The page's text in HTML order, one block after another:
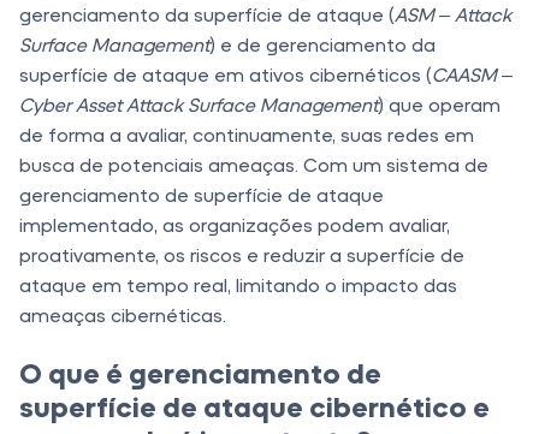
gerenciamento da superfície de ataque (ASM – Attack
Surface Management) e de gerenciamento da
superfície de ataque em ativos cibernéticos (CAASM –
Cyber Asset Attack Surface Management) que operam
de forma a avaliar, continuamente, suas redes em
busca de potenciais ameaças. Com um sistema de
gerenciamento de superfície de ataque
implementado, as organizações podem avaliar,
proativamente, os riscos e reduzir a superfície de
ataque em tempo real, limitando o impacto das
ameaças cibernéticas.
O que é gerenciamento de
superfície de ataque cibernético e